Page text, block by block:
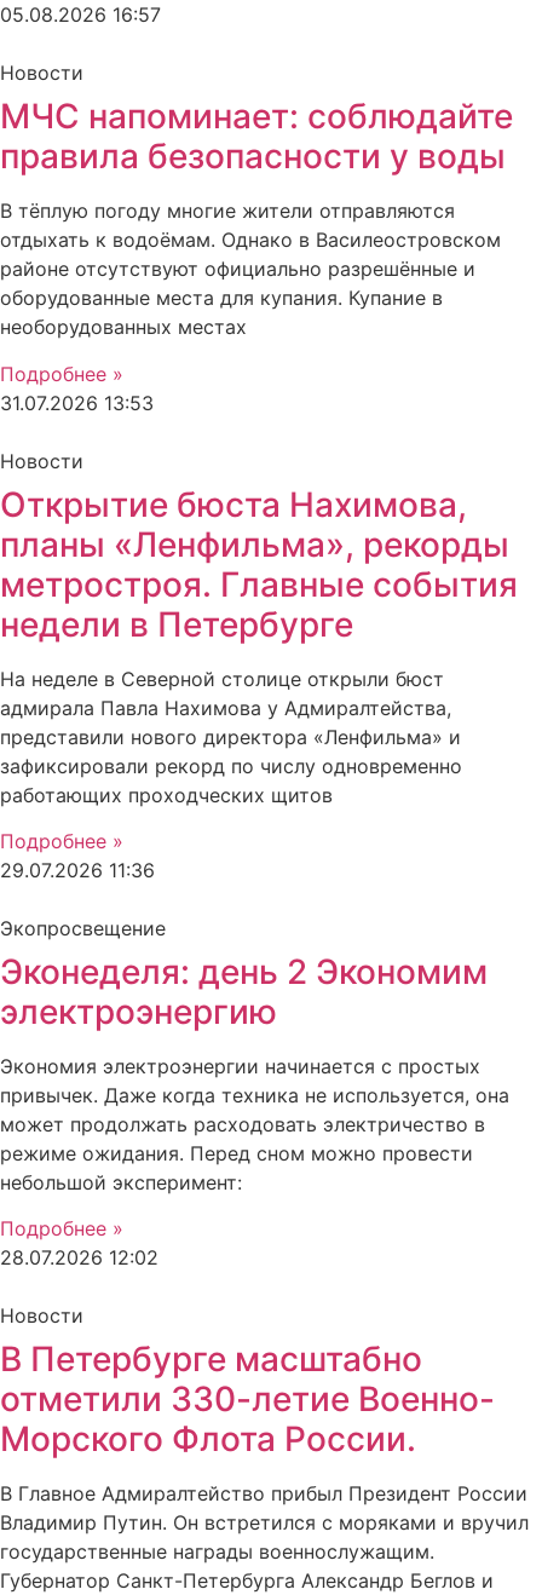
05.08.2026 16:57
Новости
МЧС напоминает: соблюдайте
правила безопасности у воды
В тёплую погоду многие жители отправляются
отдыхать к водоёмам. Однако в Василеостровском
районе отсутствуют официально разрешённые и
оборудованные места для купания. Купание в
необорудованных местах
Подробнее »
31.07.2026 13:53
Новости
Открытие бюста Нахимова,
планы «Ленфильма», рекорды
метростроя. Главные события
недели в Петербурге
На неделе в Северной столице открыли бюст
адмирала Павла Нахимова у Адмиралтейства,
представили нового директора «Ленфильма» и
зафиксировали рекорд по числу одновременно
работающих проходческих щитов
Подробнее »
29.07.2026 11:36
Экопросвещение
Эконеделя: день 2 Экономим
электроэнергию
Экономия электроэнергии начинается с простых
привычек. Даже когда техника не используется, она
может продолжать расходовать электричество в
режиме ожидания. Перед сном можно провести
небольшой эксперимент:
Подробнее »
28.07.2026 12:02
Новости
В Петербурге масштабно
отметили 330-летие Военно-
Морского Флота России.
В Главное Адмиралтейство прибыл Президент России
Владимир Путин. Он встретился с моряками и вручил
государственные награды военнослужащим.
Губернатор Санкт-Петербурга Александр Беглов и